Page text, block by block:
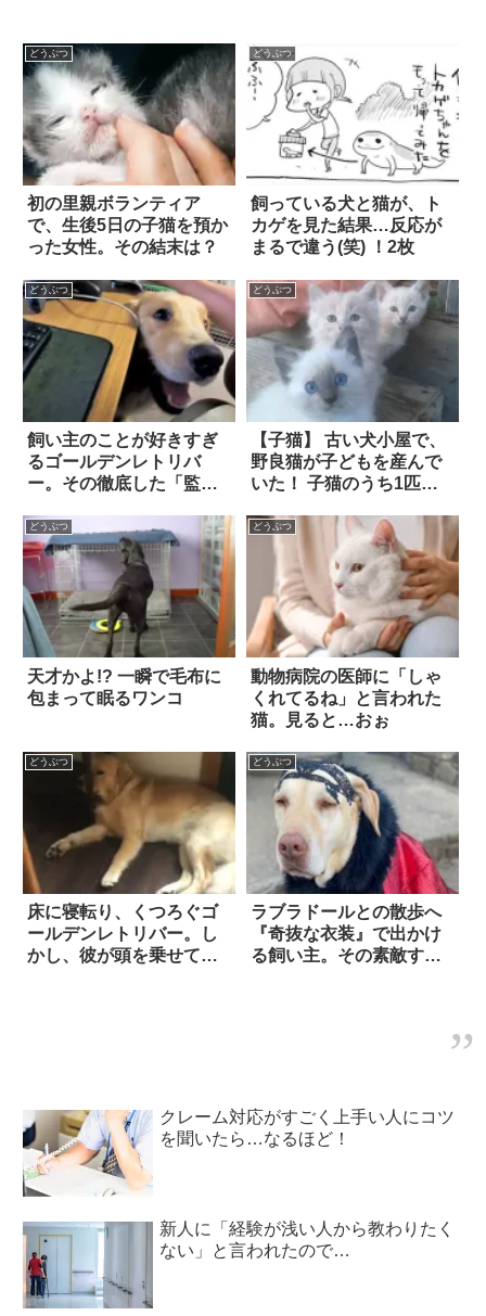
どうぶつ
初の里親ボランティア
で、生後5日の子猫を預か
った女性。その結末は？
どうぶつ
飼っている犬と猫が、ト
カゲを見た結果…反応が
まるで違う(笑) ！2枚
どうぶつ
飼い主のことが好きすぎ
るゴールデンレトリバ
ー。その徹底した「監
ュン！
どうぶつ
【子猫】 古い犬小屋で、
野良猫が子どもを産んで
いた！ 子猫のうち1匹は
以外に懐こうとしないた
め…？
どうぶつ
天才かよ!? 一瞬で毛布に
包まって眠るワンコ
どうぶつ
動物病院の医師に「しゃ
くれてるね」と言われた
猫。見ると…おぉ
どうぶつ
床に寝転り、くつろぐゴ
ールデンレトリバー。し
かし、彼が頭を乗せてい
どうぶつ
ラブラドールとの散歩へ
『奇抜な衣装』で出かけ
る飼い主。その素敵すぎ
クレーム対応がすごく上手い人にコツ
を聞いたら…なるほど！
新人に「経験が浅い人から教わりたく
ない」と言われたので…